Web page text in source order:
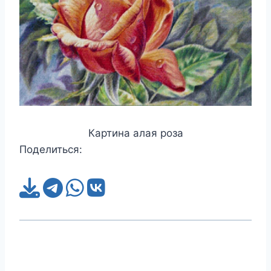
Картина алая роза
Поделиться: